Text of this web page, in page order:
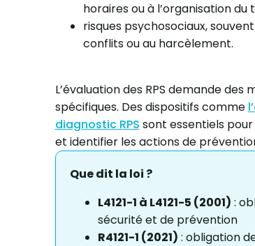
horaires ou à l’organisation du
risques psychosociaux,
conflits ou au harcèlement.
L’évaluation des RPS demande des
spécifiques. Des dispositifs comme
diagnostic RPS sont essentiels
et identifier les actions de
Que dit la loi ?
L4121-1 à L4121-5 (2001) :
sécurité et de prévention
R4121-1 (2021) : obligation